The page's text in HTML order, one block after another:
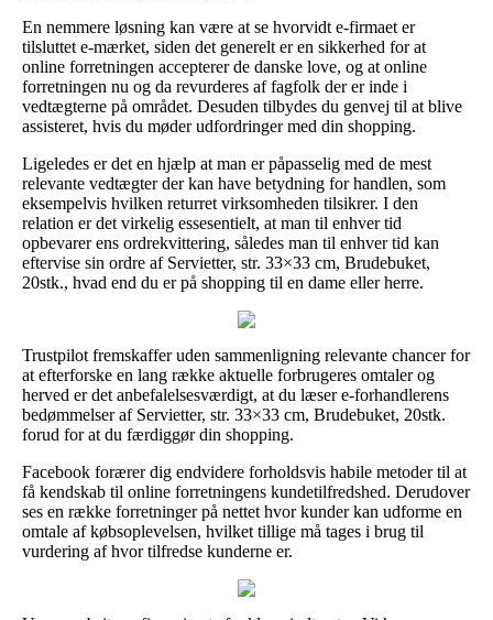
En nemmere løsning kan være at se hvorvidt e-firmaet er
tilsluttet e-mærket, siden det generelt er en sikkerhed for at
online forretningen accepterer de danske love, og at online
forretningen nu og da revurderes af fagfolk der er inde i
vedtægterne på området. Desuden tilbydes du genvej til at blive
assisteret, hvis du møder udfordringer med din shopping.
Ligeledes er det en hjælp at man er påpasselig med de mest
relevante vedtægter der kan have betydning for handlen, som
eksempelvis hvilken returret virksomheden tilsikrer. I den
relation er det virkelig essesentielt, at man til enhver tid
opbevarer ens ordrekvittering, således man til enhver tid kan
eftervise sin ordre af Servietter, str. 33×33 cm, Brudebuket,
20stk., hvad end du er på shopping til en dame eller herre.
Trustpilot fremskaffer uden sammenligning relevante chancer for
at efterforske en lang række aktuelle forbrugeres omtaler og
herved er det anbefalelsesværdigt, at du læser e-forhandlerens
bedømmelser af Servietter, str. 33×33 cm, Brudebuket, 20stk.
forud for at du færdiggør din shopping.
Facebook forærer dig endvidere forholdsvis habile metoder til at
få kendskab til online forretningens kundetilfredshed. Derudover
ses en række forretninger på nettet hvor kunder kan udforme en
omtale af købsoplevelsen, hvilket tillige må tages i brug til
vurdering af hvor tilfredse kunderne er.